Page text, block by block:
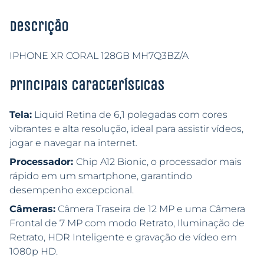
Descrição
IPHONE XR CORAL 128GB MH7Q3BZ/A
Principais características
Tela: Liquid Retina de 6,1 polegadas com cores
vibrantes e alta resolução, ideal para assistir vídeos,
jogar e navegar na internet.
Processador: Chip A12 Bionic, o processador mais
rápido em um smartphone, garantindo
desempenho excepcional.
Câmeras: Câmera Traseira de 12 MP e uma Câmera
Frontal de 7 MP com modo Retrato, Iluminação de
Retrato, HDR Inteligente e gravação de vídeo em
1080p HD.